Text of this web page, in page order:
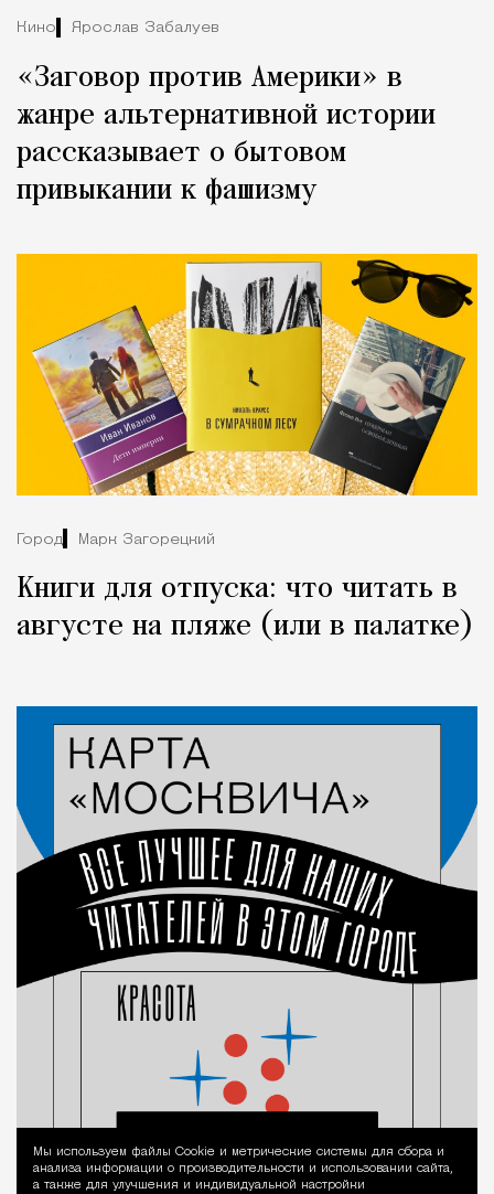
Кино Ярослав Забалуев
«Заговор против Америки» в
жанре альтернативной истории
рассказывает о бытовом
привыкании к фашизму
Город Марк Загорецкий
Книги для отпуска: что читать в
августе на пляже (или в палатке)
Уведомление
Мы используем файлы Сookie и метрические системы для сбора и
анализа информации о производительности и использовании сайта,
а также для улучшения и индивидуальной настройки